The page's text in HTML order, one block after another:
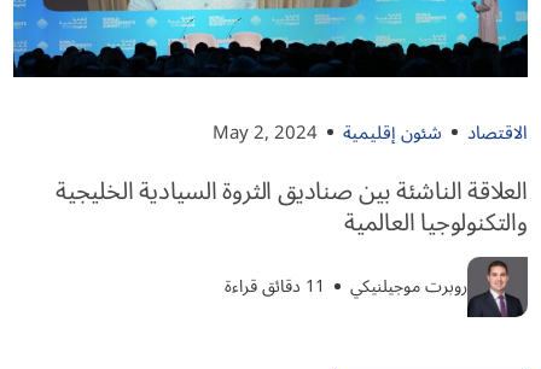
الاقتصاد شئون إقليمية May 2, 2024
العلاقة الناشئة بين صناديق الثروة السيادية الخليجية
والتكنولوجيا العالمية
روبرت موجيلنيكي 11 دقائق قراءة